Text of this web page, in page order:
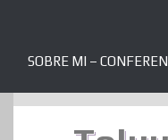
SOBRE MI –